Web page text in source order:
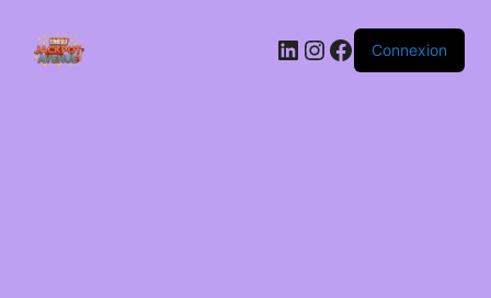
LinkedIn
Instagram
Facebook
Connexion